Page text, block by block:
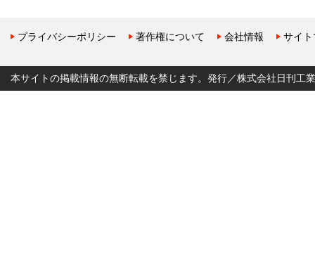
プライバシーポリシー 著作権について 会社情報 サイ
本サイトの掲載情報の無断転載を禁じます。発行／株式会社日刊